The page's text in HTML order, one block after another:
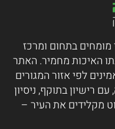
מומחים בתחום ומרכז
האיכות מחמיר. האתר
לפי אזור המגורים
רישיון בתוקף, ניסיון
מקלידים את העיר –